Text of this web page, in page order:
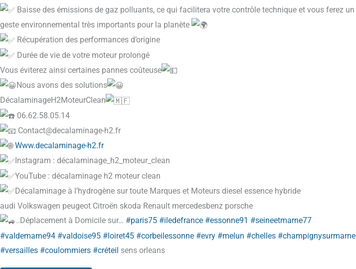
Baisse des émissions de gaz polluants, ce qui facilitera votre contrôle technique et vous ferez un
geste environnemental très importants pour la planète
Récupération des performances d’origine
Durée de vie de votre moteur prolongé
Vous éviterez ainsi certaines pannes coûteuse
Nous avons des solutions
DécalaminageH2MoteurClean
06.62.58.05.14
Contact@decalaminage-h2.fr
Www.decalaminage-h2.fr
Instagram : décalaminage_h2_moteur_clean
YouTube : décalaminage h2 moteur clean
Décalaminage à l’hydrogène sur toute Marques et Moteurs diesel essence hybride
audi Volkswagen peugeot Citroën skoda Renault mercedesbenz porsche
..Déplacement à Domicile sur… #paris75 #iledefrance #essonne91 #seineetmarne77
#valdemarne94 #valdoise95 #loiret45 #corbeilessonne #evry #melun #chelles #champignysurmarne
#versailles #coulommiers #créteil sens orleans